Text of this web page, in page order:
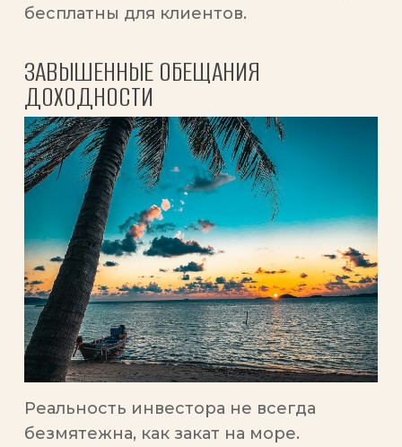
бесплатны для клиентов.
ЗАВЫШЕННЫЕ ОБЕЩАНИЯ
ДОХОДНОСТИ
Реальность инвестора не всегда
безмятежна, как закат на море.